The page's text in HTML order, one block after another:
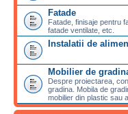
Fatade
Fatade, finisaje pentru
fatade ventilate, etc.
Instalatii de
Mobilier de
Despre proiectarea,
gradina. Mobila de
mobilier din plastic sau